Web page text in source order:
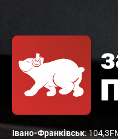
Івано-Франківськ: